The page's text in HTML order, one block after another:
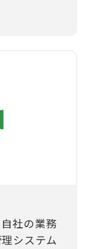
社の業務
システム